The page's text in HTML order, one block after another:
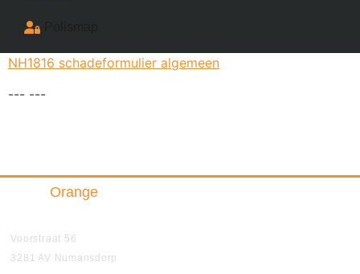
NH1816 schadeformulier algemeen
--- ---
Orange
Voorstraat 56
3281 AV Numansdorp